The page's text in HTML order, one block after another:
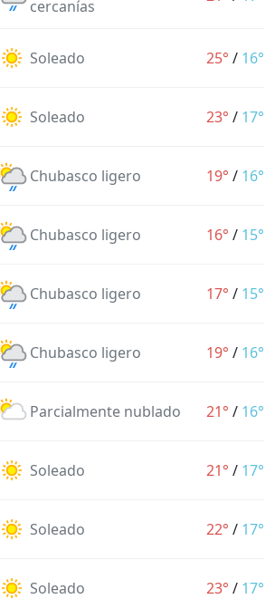
cercanías
Soleado 25° / 16°
Soleado 23° / 17°
Chubasco ligero 19° / 16°
Chubasco ligero 16° / 15°
Chubasco ligero 17° / 15°
Chubasco ligero 19° / 16°
Parcialmente nublado 21° / 16°
Soleado 21° / 17°
Soleado 22° / 17°
Soleado 23° / 17°